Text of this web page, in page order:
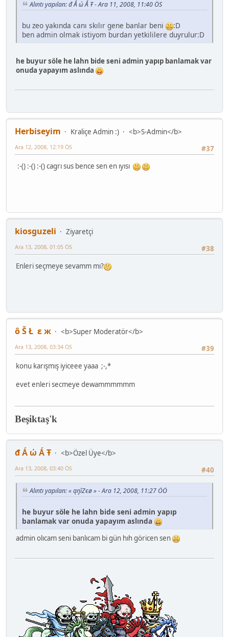
Alıntı yapılan: đ Ǻ ώ Ǻ Ŧ - Ara 11, 2008, 11:40 ÖS
bu zeo yakında canı skılır gene banlar beni
:D
ben admin olmak istiyom burdan yetkililere duyrulur:D
he buyur söle he lahn bide seni admin yapıp banlamak var
onuda yapayım aslında
Herbiseyim Kraliçe Admin :)
<b>S-Admin</b>
#37
Ara 12, 2008, 12:19 ÖS
:-() :-() :-() cagrı sus bence sen en ıyısı
kiosguzeli
Ziyaretçi
#38
Ara 13, 2008, 01:05 ÖS
Enleri seçmeye sevamm mı?
ô Š Ł ε ж
<b>Super Moderatör</b>
#39
Ara 13, 2008, 03:34 ÖS
konu karışmış iyiceee yaaa ;-,*
evet enleri secmeye dewammmmmm
Beşiktaş'k
đ Ǻ ώ Ǻ Ŧ
<b>Özel Üye</b>
#40
Ara 13, 2008, 03:40 ÖS
Alıntı yapılan: « ąŋîZєø » - Ara 12, 2008, 11:27 ÖÖ
he buyur söle he lahn bide seni admin yapıp
banlamak var onuda yapayım aslında
admin olıcam seni banlıcam bi gün hıh göricen sen